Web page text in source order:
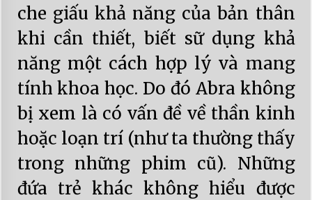
che giấu khả năng của bản thân
khi cần thiết, biết sữ dụng khả
năng một cách hợp lý và mang
tính khoa học. Do đó Abra không
bị xem là có vấn đề về thần kinh
hoặc loạn trí (như ta thường thấy
trong những phim cũ). Những
đứa trẻ khác không hiểu được